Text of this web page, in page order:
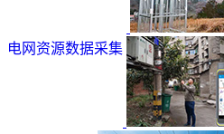
电网资源数据采集